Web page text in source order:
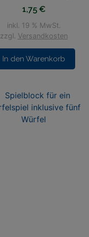
1,75 €
inkl. 19 % MwSt.
zzgl. Versandkosten
In den Warenkorb